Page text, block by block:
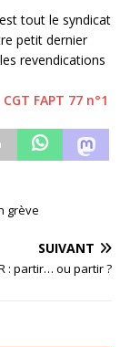
tout le syndicat
petit dernier
revendications
FAPT 77 n°1
grève
SUIVANT
: partir… ou partir ?